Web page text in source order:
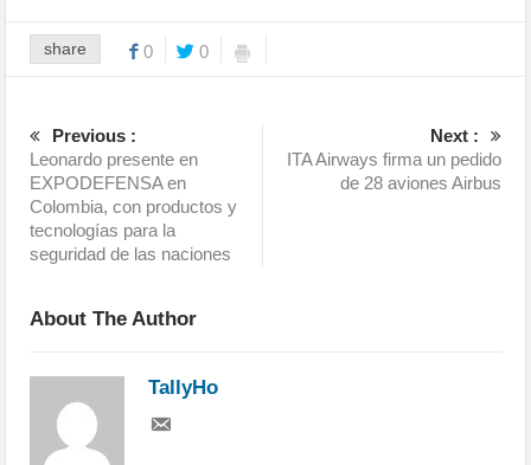
share 0 0
Previous :
Leonardo presente en
EXPODEFENSA en
Colombia, con productos y
tecnologías para la
seguridad de las naciones
Next :
ITA Airways firma un pedido
de 28 aviones Airbus
About The Author
TallyHo